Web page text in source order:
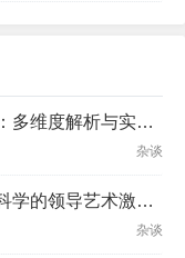
容易
尘困住了